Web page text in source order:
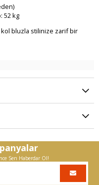
52 kg
kol bluzla stilinize zarif bir
Sen Haberdar Ol!